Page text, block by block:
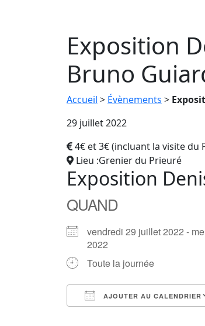
Exposition
Bruno
Accueil > Évènements >
29 juillet 2022
4€ et 3€ (incluant la visite du
Lieu :Grenier du Prieuré
Exposition
QUAND
vendredi 29 juillet 2022 -
2022
Toute la journée
AJOUTER AU CALENDRIER